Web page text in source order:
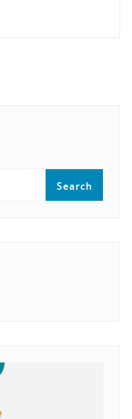
Search